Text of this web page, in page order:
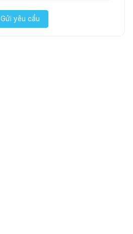
Gửi yêu cầu